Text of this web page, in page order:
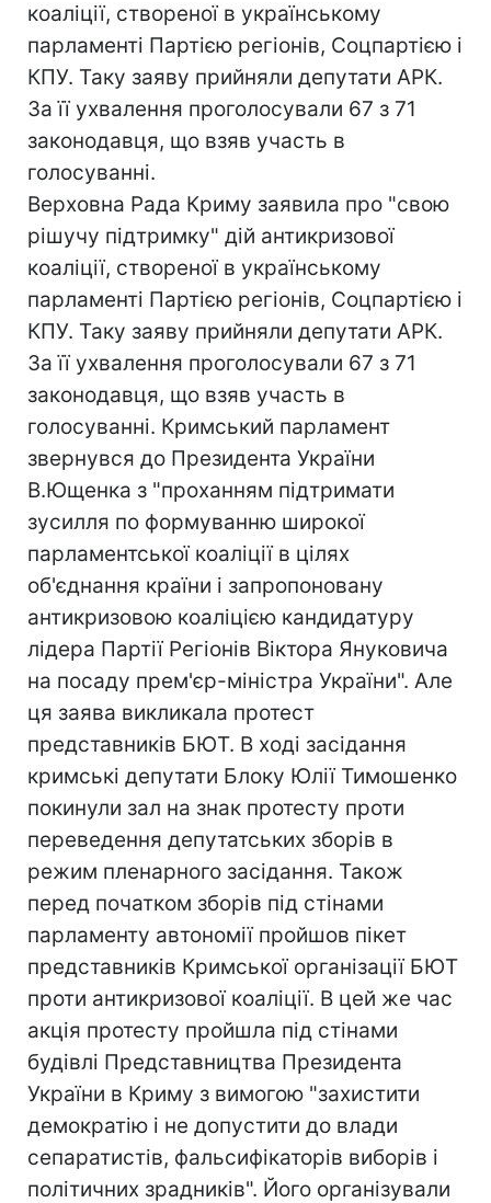
коаліції, створеної в українському
парламенті Партією регіонів, Соцпартією і
КПУ. Таку заяву прийняли депутати АРК.
За її ухвалення проголосували 67 з 71
законодавця, що взяв участь в
голосуванні.
Верховна Рада Криму заявила про "свою
рішучу підтримку" дій антикризової
коаліції, створеної в українському
парламенті Партією регіонів, Соцпартією і
КПУ. Таку заяву прийняли депутати АРК.
За її ухвалення проголосували 67 з 71
законодавця, що взяв участь в
голосуванні. Кримський парламент
звернувся до Президента України
В.Ющенка з "проханням підтримати
зусилля по формуванню широкої
парламентської коаліції в цілях
об'єднання країни і запропоновану
антикризовою коаліцією кандидатуру
лідера Партії Регіонів Віктора Януковича
на посаду прем'єр-міністра України". Але
ця заява викликала протест
представників БЮТ. В ході засідання
кримські депутати Блоку Юлії Тимошенко
покинули зал на знак протесту проти
переведення депутатських зборів в
режим пленарного засідання. Також
перед початком зборів під стінами
парламенту автономії пройшов пікет
представників Кримської організації БЮТ
проти антикризової коаліції. В цей же час
акція протесту пройшла під стінами
будівлі Представництва Президента
України в Криму з вимогою "захистити
демократію і не допустити до влади
сепаратистів, фальсифікаторів виборів і
політичних зрадників". Його організували